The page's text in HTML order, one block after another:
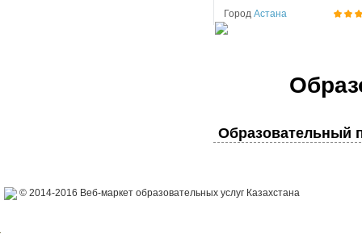
Город Астана
Образовательный
© 2014-2016 Веб-маркет образовательных услуг Казахстана